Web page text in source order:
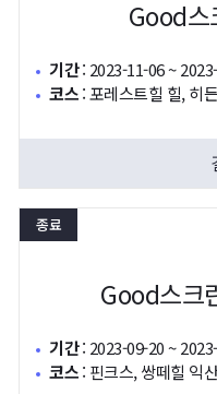
Good
기간: 2023-11-06 ~
코스:포레스트힐 힐, 히
종료
Good스크
기간: 2023-09-20 ~
코스: 핀크스, 쌍떼힐 익